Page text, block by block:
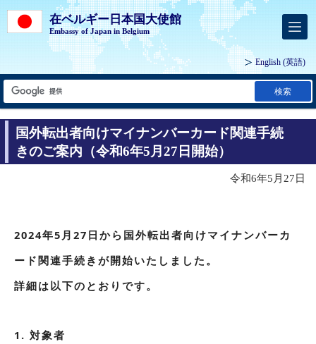
在ベルギー日本国大使館
Embassy of Japan in Belgium
English (英語)
検索
国外転出者向けマイナンバーカード関連手続
きのご案内（令和6年5月27日開始）
令和6年5月27日
2024年5月27日から国外転出者向けマイナンバーカ
ード関連手続きが開始いたしました。
詳細は以下のとおりです。
1. 対象者